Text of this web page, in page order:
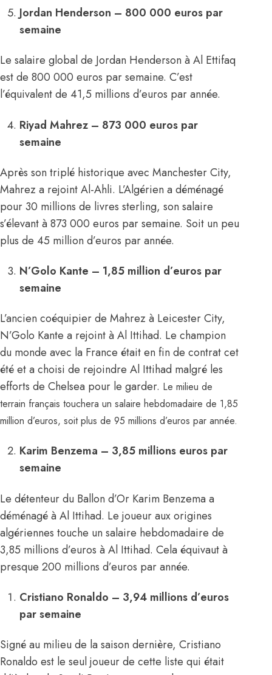
Jordan Henderson – 800 000 euros par
semaine
Le salaire global de Jordan Henderson à Al Ettifaq
est de 800 000 euros par semaine. C’est
l’équivalent de 41,5 millions d’euros par année.
Riyad Mahrez – 873 000 euros par
semaine
Après son triplé historique avec Manchester City,
Mahrez a rejoint Al-Ahli. L’Algérien a déménagé
pour 30 millions de livres sterling, son salaire
s’élevant à 873 000 euros par semaine. Soit un peu
plus de 45 million d’euros par année.
N’Golo Kante – 1,85 million d’euros par
semaine
L’ancien coéquipier de Mahrez à Leicester City,
N’Golo Kante a rejoint à Al Ittihad. Le champion
du monde avec la France était en fin de contrat cet
été et a choisi de rejoindre Al Ittihad malgré les
efforts de Chelsea pour le garder. Le milieu de
terrain français touchera un salaire hebdomadaire de 1,85
million d’euros, soit plus de 95 millions d’euros par année.
Karim Benzema – 3,85 millions euros par
semaine
Le détenteur du Ballon d’Or Karim Benzema a
déménagé à Al Ittihad. Le joueur aux origines
algériennes touche un salaire hebdomadaire de
3,85 millions d’euros à Al Ittihad. Cela équivaut à
presque 200 millions d’euros par année.
Cristiano Ronaldo – 3,94 millions d’euros
par semaine
Signé au milieu de la saison dernière, Cristiano
Ronaldo est le seul joueur de cette liste qui était